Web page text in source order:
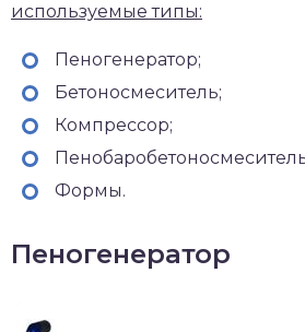
используемые типы:
Пеногенератор;
Бетоносмеситель;
Компрессор;
Формы.
Пеногенератор